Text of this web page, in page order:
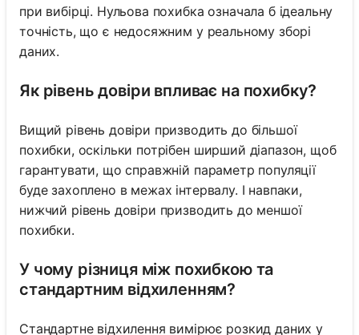
при вибірці. Нульова похибка означала б ідеальну
точність, що є недосяжним у реальному зборі
даних.
Як рівень довіри впливає на похибку?
Вищий рівень довіри призводить до більшої
похибки, оскільки потрібен ширший діапазон, щоб
гарантувати, що справжній параметр популяції
буде захоплено в межах інтервалу. І навпаки,
нижчий рівень довіри призводить до меншої
похибки.
У чому різниця між похибкою та
стандартним відхиленням?
Стандартне відхилення вимірює розкид даних у